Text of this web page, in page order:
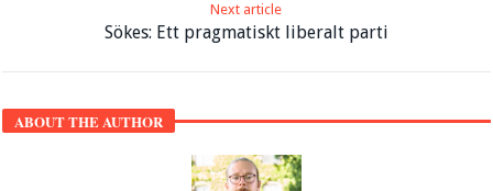
Next article
Sökes: Ett pragmatiskt liberalt parti
ABOUT THE AUTHOR